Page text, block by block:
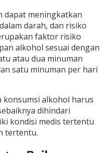
dapat meningkatkan
darah, dan risiko
faktor risiko
alkohol sesuai dengan
atau dua minuman
satu minuman per hari
alkohol harus
dihindari
kondisi medis tertentu
tertentu.